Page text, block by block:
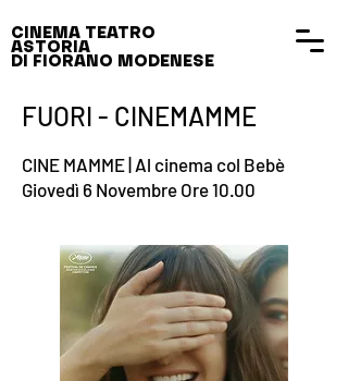
CINEMA TEATRO
ASTORIA
DI FIORANO MODENESE
FUORI - CINEMAMME
CINE MAMME | Al cinema col Bebè
Giovedì 6 Novembre Ore 10.00